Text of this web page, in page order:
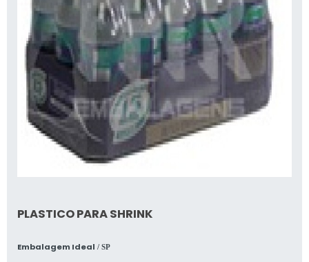
PLASTICO PARA SHRINK
Embalagem Ideal / SP